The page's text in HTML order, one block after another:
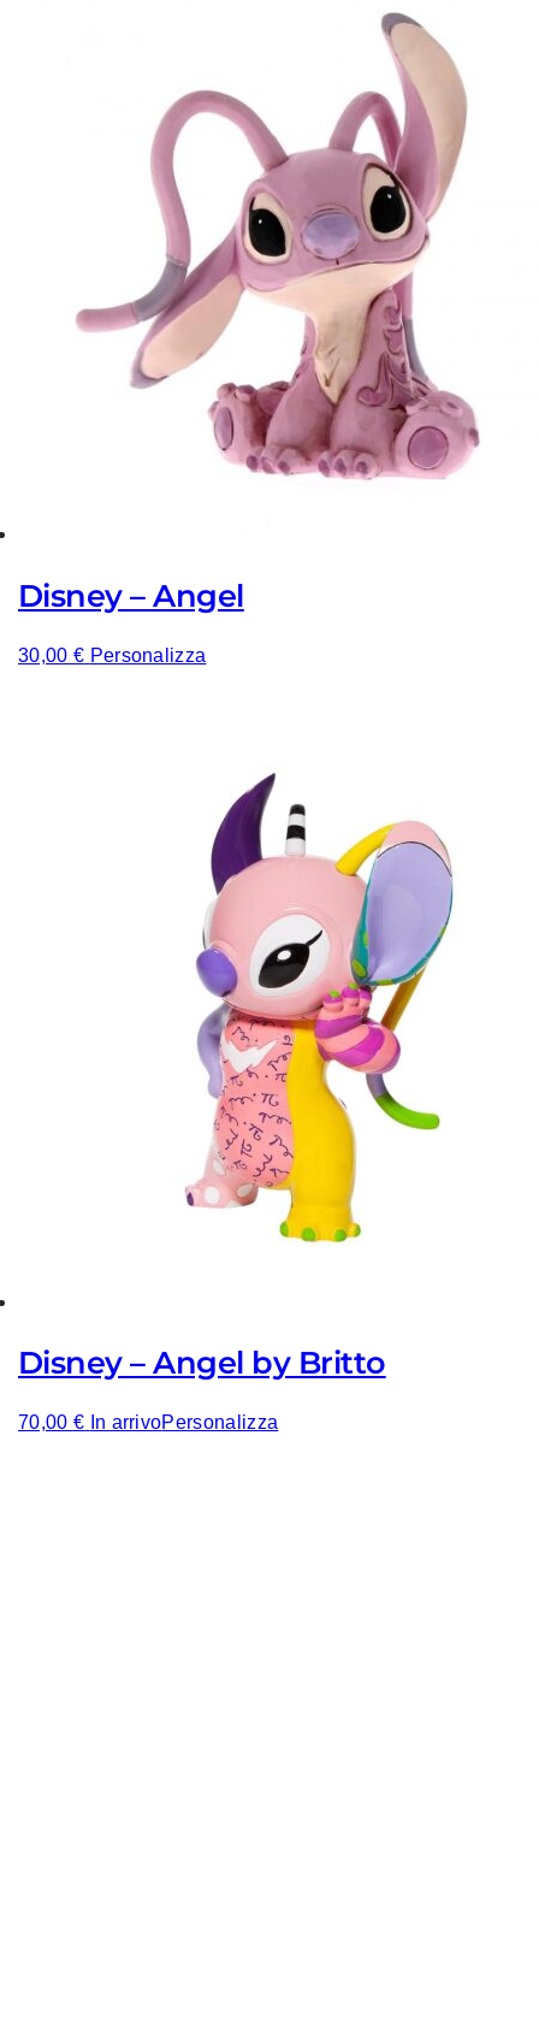
Disney – Angel
30,00 € Personalizza
Disney – Angel by Britto
70,00 € In arrivoPersonalizza